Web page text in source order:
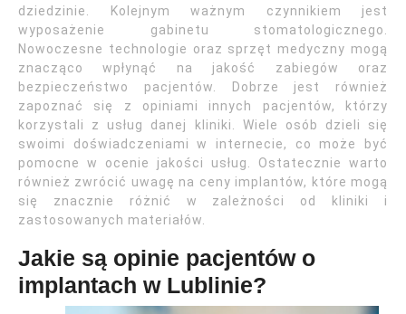
dziedzinie. Kolejnym ważnym czynnikiem jest
wyposażenie gabinetu stomatologicznego.
Nowoczesne technologie oraz sprzęt medyczny mogą
znacząco wpłynąć na jakość zabiegów oraz
bezpieczeństwo pacjentów. Dobrze jest również
zapoznać się z opiniami innych pacjentów, którzy
korzystali z usług danej kliniki. Wiele osób dzieli się
swoimi doświadczeniami w internecie, co może być
pomocne w ocenie jakości usług. Ostatecznie warto
również zwrócić uwagę na ceny implantów, które mogą
się znacznie różnić w zależności od kliniki i
zastosowanych materiałów.
Jakie są opinie pacjentów o
implantach w Lublinie?